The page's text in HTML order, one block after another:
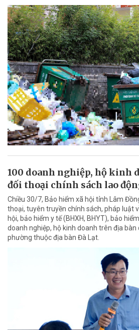
100 doanh nghiệp, hộ kinh
đối thoại chính sách lao
Chiều 30/7, Bảo hiểm xã hội tỉnh Lâm
thoại, tuyên truyền chính sách, pháp luật
hội, bảo hiểm y tế (BHXH, BHYT), bảo
doanh nghiệp, hộ kinh doanh trên địa bàn
phường thuộc địa bàn Đà Lạt.